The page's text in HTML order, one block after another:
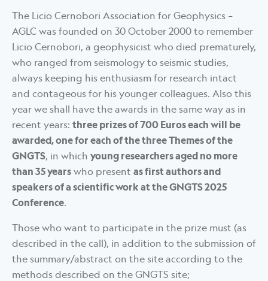
The Licio Cernobori Association for Geophysics –
AGLC was founded on 30 October 2000 to remember
Licio Cernobori, a geophysicist who died prematurely,
who ranged from seismology to seismic studies,
always keeping his enthusiasm for research intact
and contageous for his younger colleagues. Also this
year we shall have the awards in the same way as in
recent years: three prizes of 700 Euros each will be
awarded, one for each of the three Themes of the
GNGTS, in which young researchers aged no more
than 35 years who present as first authors and
speakers of a scientific work at the GNGTS 2025
Conference.
Those who want to participate in the prize must (as
described in the call), in addition to the submission of
the summary/abstract on the site according to the
methods described on the GNGTS site;